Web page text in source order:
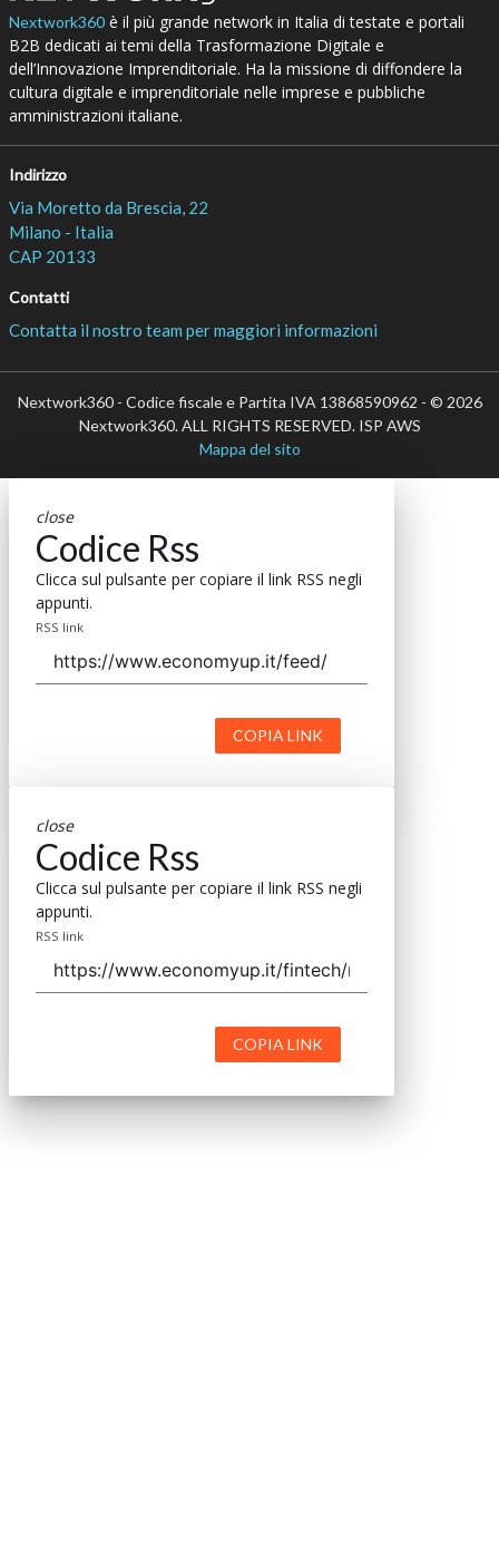
Nextwork360è il più grande network in Italia di testate e portali
B2B dedicati ai temi della Trasformazione Digitale e
dell’Innovazione Imprenditoriale. Ha la missione di diffondere la
cultura digitale e imprenditoriale nelle imprese e pubbliche
amministrazioni italiane.
Indirizzo
Via Moretto da Brescia, 22
Milano - Italia
CAP 20133
Contatti
Contatta il nostro team per maggiori informazioni
Nextwork360 - Codice fiscale e Partita IVA 13868590962 - © 2026
Nextwork360. ALL RIGHTS RESERVED. ISP AWS
Mappa del sito
close
Codice Rss
Clicca sul pulsante per copiare il link RSS negli
appunti.
RSS link
COPIA LINK
close
Codice Rss
Clicca sul pulsante per copiare il link RSS negli
appunti.
RSS link
COPIA LINK